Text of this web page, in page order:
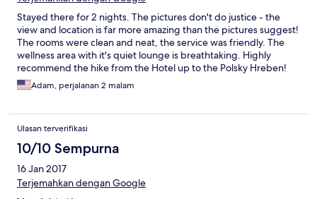
Stayed there for 2 nights. The pictures don't do justice - the
view and location is far more amazing than the pictures suggest!
The rooms were clean and neat, the service was friendly. The
wellness area with it's quiet lounge is breathtaking. Highly
recommend the hike from the Hotel up to the Polsky Hreben!
Adam, perjalanan 2 malam
Ulasan terverifikasi
10/10 Sempurna
16 Jan 2017
Terjemahkan dengan Google